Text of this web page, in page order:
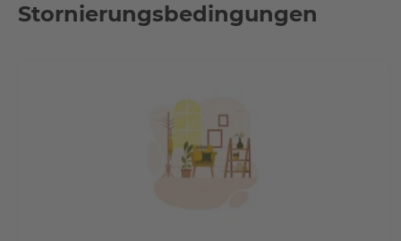
Stornierungsbedingungen